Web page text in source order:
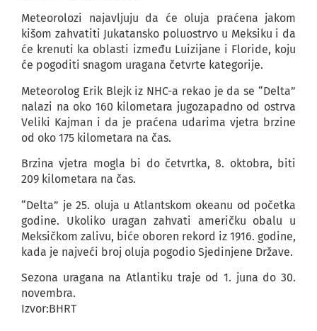
Meteorolozi najavljuju da će oluja praćena jakom
kišom zahvatiti Jukatansko poluostrvo u Meksiku i da
će krenuti ka oblasti između Luizijane i Floride, koju
će pogoditi snagom uragana četvrte kategorije.
Meteorolog Erik Blejk iz NHC-a rekao je da se “Delta”
nalazi na oko 160 kilometara jugozapadno od ostrva
Veliki Kajman i da je praćena udarima vjetra brzine
od oko 175 kilometara na čas.
Brzina vjetra mogla bi do četvrtka, 8. oktobra, biti
209 kilometara na čas.
“Delta” je 25. oluja u Atlantskom okeanu od početka
godine. Ukoliko uragan zahvati američku obalu u
Meksičkom zalivu, biće oboren rekord iz 1916. godine,
kada je najveći broj oluja pogodio Sjedinjene Države.
Sezona uragana na Atlantiku traje od 1. juna do 30.
novembra.
Izvor:BHRT